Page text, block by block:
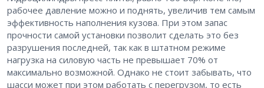
рабочее давление можно и поднять, увеличив тем самым
эффективность наполнения кузова. При этом запас
прочности самой установки позволит сделать это без
разрушения последней, так как в штатном режиме
нагрузка на силовую часть не превышает 70% от
максимально возможной. Однако не стоит забывать, что
шасси может при этом работать с перегрузом, то есть